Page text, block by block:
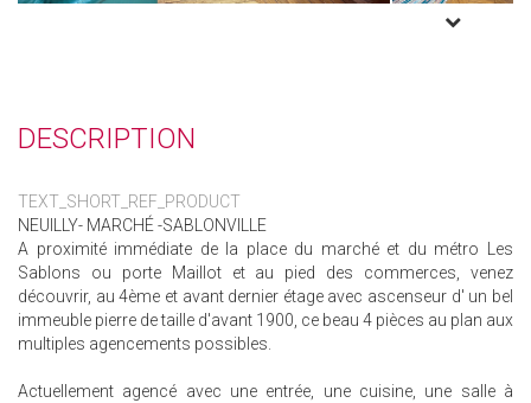
DESCRIPTION
TEXT_SHORT_REF_PRODUCT
NEUILLY- MARCHÉ -SABLONVILLE
A proximité immédiate de la place du marché et du métro Les
Sablons ou porte Maillot et au pied des commerces, venez
découvrir, au 4ème et avant dernier étage avec ascenseur d' un bel
immeuble pierre de taille d'avant 1900, ce beau 4 pièces au plan aux
multiples agencements possibles.
Actuellement agencé avec une entrée, une cuisine, une salle à